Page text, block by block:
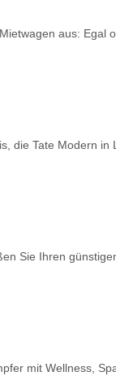
aus: Egal
die Tate Modern in
Sie Ihren
mit Wellness,